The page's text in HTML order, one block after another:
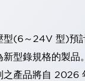
型(6～24V 型)預
型錄規格的製品。
之產品將自 2026